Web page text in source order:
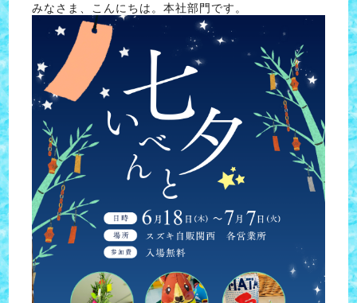
みなさま、こんにちは。本社部門です。